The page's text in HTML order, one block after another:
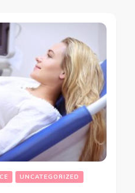
UNCATEGORIZED